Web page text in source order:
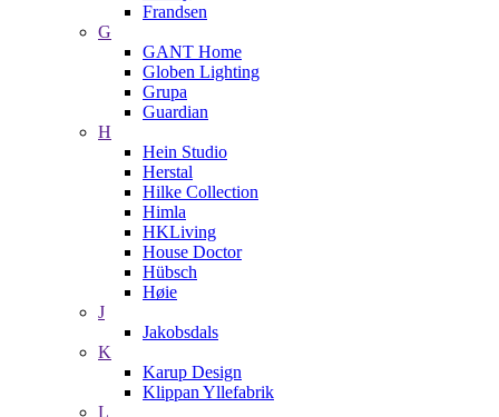
Frandsen
G
GANT Home
Globen Lighting
Grupa
Guardian
H
Hein Studio
Herstal
Hilke Collection
Himla
HKLiving
House Doctor
Hübsch
Høie
J
Jakobsdals
K
Karup Design
Klippan Yllefabrik
L